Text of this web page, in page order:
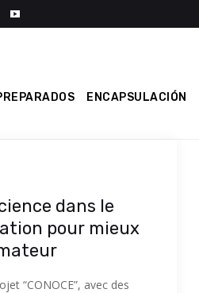
ENCAPSULACIÓN
dans le
pour mieux
“CONOCE”, avec des